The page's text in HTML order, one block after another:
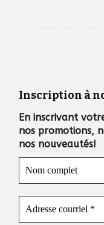
Inscription à
En inscrivant
nos promotions,
nos nouveautés!